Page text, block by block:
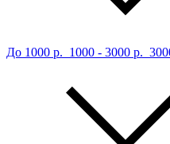
До 1000 р. 1000 - 3000 р.